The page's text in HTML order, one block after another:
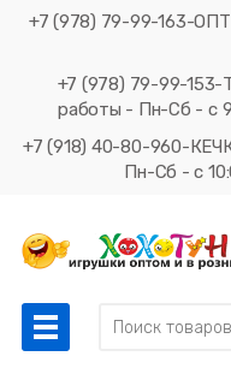
+7 (978) 79-99-163-
+7 (978) 79-99-
работы - Пн-Сб - с
+7 (918) 40-80-960-
Пн-Сб - с